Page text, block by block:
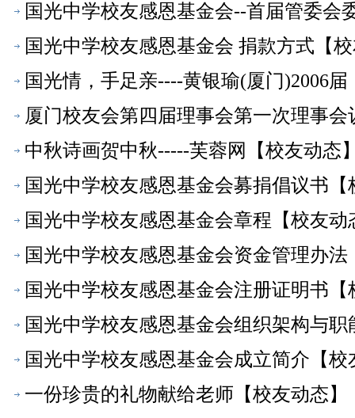
国光中学校友感恩基金会--首届管委会
国光中学校友感恩基金会 捐款方式【
国光情，手足亲----黄银瑜(厦门)2006
厦门校友会第四届理事会第一次理事
中秋诗画贺中秋-----芙蓉网【校友动态
国光中学校友感恩基金会募捐倡议书【
国光中学校友感恩基金会章程【校友动
国光中学校友感恩基金会资金管理办法
国光中学校友感恩基金会注册证明书【
国光中学校友感恩基金会组织架构与职
国光中学校友感恩基金会成立简介【校
一份珍贵的礼物献给老师【校友动态】